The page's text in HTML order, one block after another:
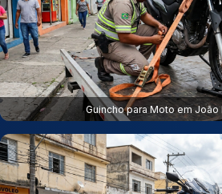
Guincho para Moto em João